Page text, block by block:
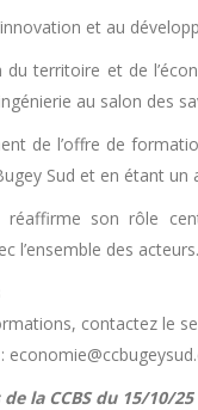
et au
du territoire et de
au salon des
de l’offre de
Sud et en étant un
réaffirme son rôle
l’ensemble des acteurs.
contactez le
la CCBS du 15/10/25